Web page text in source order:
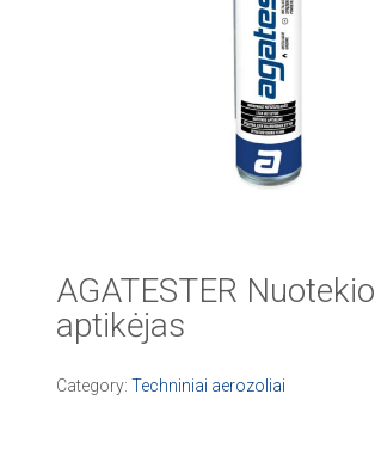
AGATESTER Nuotekio
aptikėjas
Category:Techniniai aerozoliai